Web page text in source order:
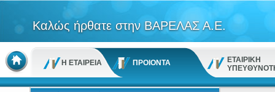
Καλώς ήρθατε στην ΒΑΡΕΛΑΣ Α.Ε.
Η ΕΤΑΙΡΕΙΑ ΠΡΟΙΟΝΤΑ
ΕΤΑΙΡΙΚΗ